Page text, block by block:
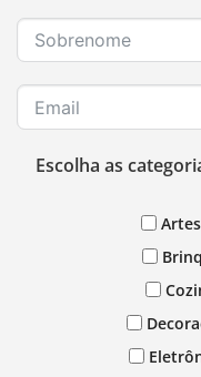
Escolha as